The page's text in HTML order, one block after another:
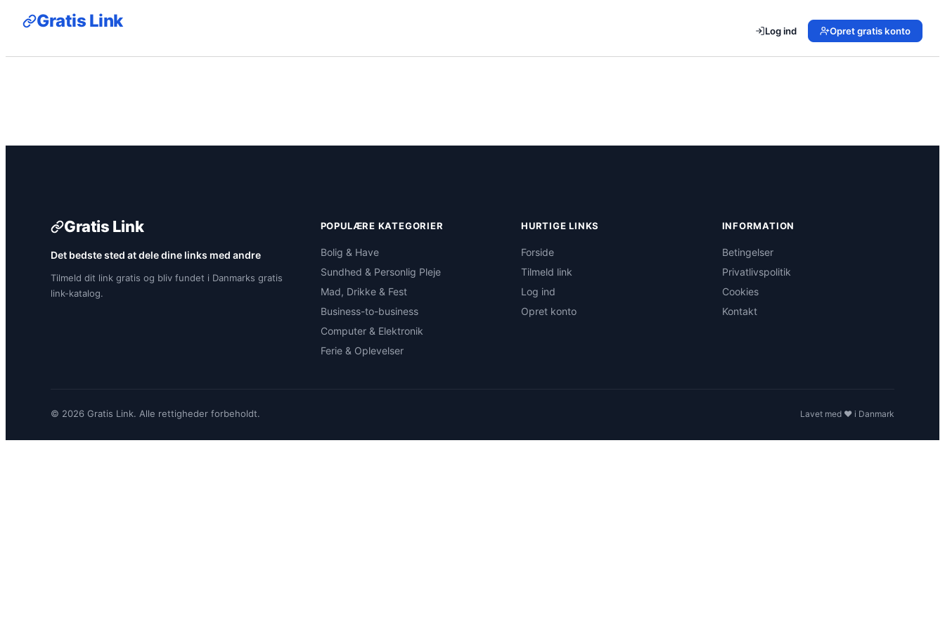
Gratis Link Log ind Opret gratis konto
Gratis Link
Det bedste sted at dele dine links med andre
Tilmeld dit link gratis og bliv fundet i Danmarks gratis
link-katalog.
POPULÆRE KATEGORIER
Bolig & Have
Sundhed & Personlig Pleje
Mad, Drikke & Fest
Business-to-business
Computer & Elektronik
Ferie & Oplevelser
HURTIGE LINKS
Forside
Tilmeld link
Log ind
Opret konto
INFORMATION
Betingelser
Privatlivspolitik
Cookies
Kontakt
© 2026 Gratis Link. Alle rettigheder forbeholdt. Lavet med ❤️ i Danmark